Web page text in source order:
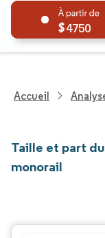
4750
Accueil
Taille et part
monorail